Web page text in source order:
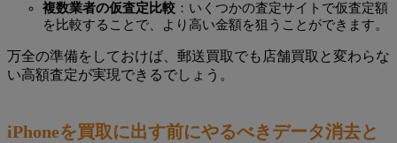
複数業者の仮査定比較 ：いくつかの査定サイトで仮査定額
を比較することで、より高い金額を狙うことができます。
万全の準備をしておけば、郵送買取でも店舗買取と変わらな
い高額査定が実現できるでしょう。
iPhoneを買取に出す前にやるべきデータ消去と